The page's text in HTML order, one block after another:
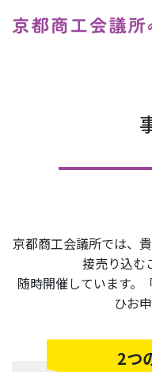
京都商工会議所では、
接売り込む
随時開催しています。
ひお
2つ